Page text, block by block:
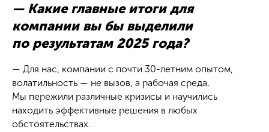
— Какие главные итоги для
компании вы бы выделили
по результатам 2025 года?
— Для нас, компании с почти 30-летним опытом,
волатильность — не вызов, а рабочая среда.
Мы пережили различные кризисы и научились
находить эффективные решения в любых
обстоятельствах.